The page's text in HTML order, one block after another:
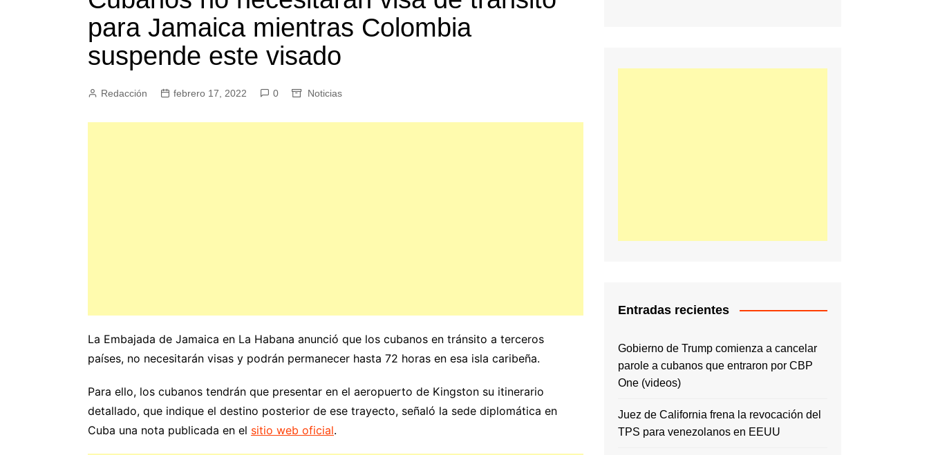
para Jamaica mientras Colombia
suspende este visado
Redacción febrero 17, 2022 0 Noticias
La Embajada de Jamaica en La Habana anunció que los cubanos en tránsito a terceros
países, no necesitarán visas y podrán permanecer hasta 72 horas en esa isla caribeña.
Para ello, los cubanos tendrán que presentar en el aeropuerto de Kingston su itinerario
detallado, que indique el destino posterior de ese trayecto, señaló la sede diplomática en
Cuba una nota publicada en el sitio web oficial.
Entradas recientes
Gobierno de Trump comienza a cancelar
parole a cubanos que entraron por CBP
One (videos)
Juez de California frena la revocación del
TPS para venezolanos en EEUU